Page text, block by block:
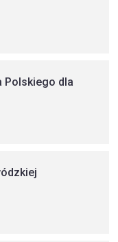
Polskiego dla